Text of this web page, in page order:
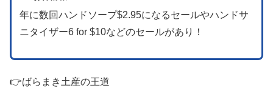
年に数回ハンドソープ$2.95になるセールやハンドサ
ニタイザー6 for $10などのセールがあり！
👉ばらまき土産の王道